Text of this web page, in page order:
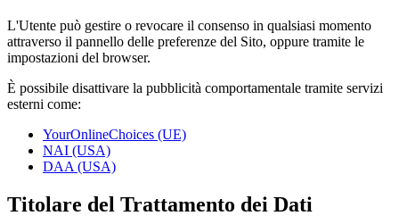
L'Utente può gestire o revocare il consenso in qualsiasi momento
attraverso il pannello delle preferenze del Sito, oppure tramite le
impostazioni del browser.
È possibile disattivare la pubblicità comportamentale tramite servizi
esterni come:
YourOnlineChoices (UE)
NAI (USA)
DAA (USA)
Titolare del Trattamento dei Dati